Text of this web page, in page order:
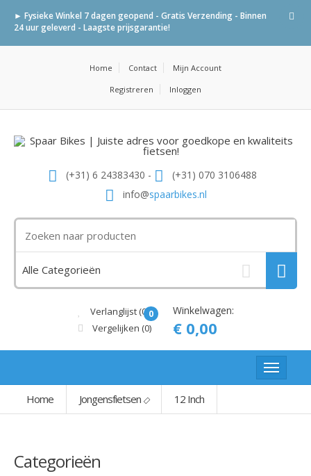
► Fysieke Winkel 7 dagen geopend - Gratis Verzending - Binnen
24 uur geleverd - Laagste prijsgarantie!
Home Contact Mijn Account
Registreren Inloggen
(+31) 6 24383430 -
(+31) 070 3106488
info@spaarbikes.nl
Verlanglijst (0)
Vergelijken (0)
0 Winkelwagen:
€ 0,00
Home Jongensfietsen 12 Inch
Categorieën